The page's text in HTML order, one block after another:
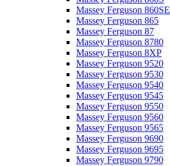
Massey Ferguson 860SE
Massey Ferguson 865
Massey Ferguson 87
Massey Ferguson 8780
Massey Ferguson 8XP
Massey Ferguson 9520
Massey Ferguson 9530
Massey Ferguson 9540
Massey Ferguson 9545
Massey Ferguson 9550
Massey Ferguson 9560
Massey Ferguson 9565
Massey Ferguson 9690
Massey Ferguson 9695
Massey Ferguson 9790